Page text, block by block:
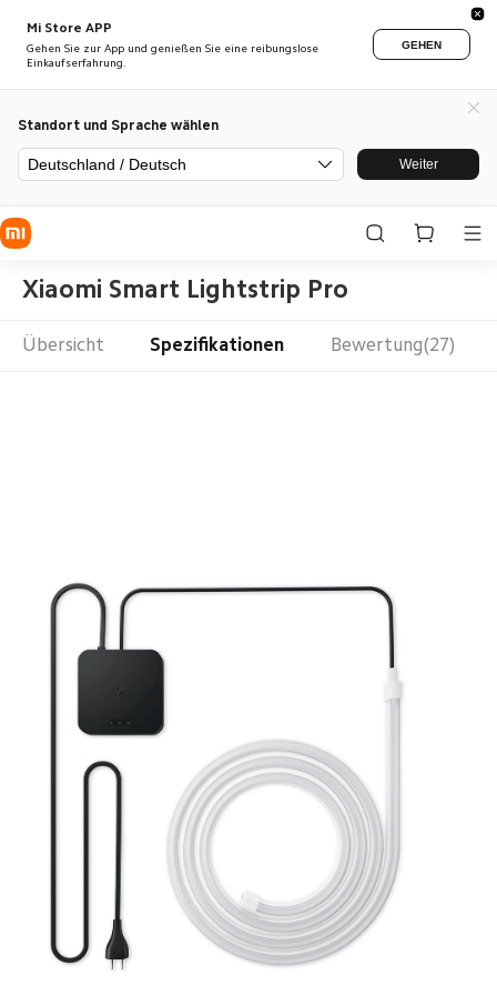
Mi Store APP
Gehen Sie zur App und genießen Sie eine reibungslose
Einkaufserfahrung.
GEHEN
Standort und Sprache wählen
Deutschland / Deutsch Weiter
Xiaomi Smart Lightstrip Pro
Übersicht Spezifikationen Bewertung(27)